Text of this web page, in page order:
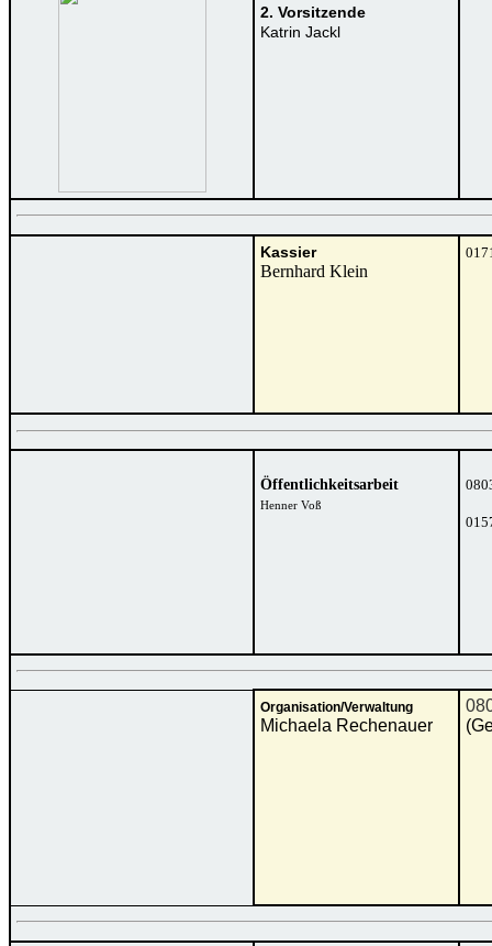
2. Vorsitzende
Katrin Jackl
Kassier
Bernhard Klein
Öffentlichkeitsarbeit
Henner Voß
Organisation/Verwaltung
Michaela Rechenauer